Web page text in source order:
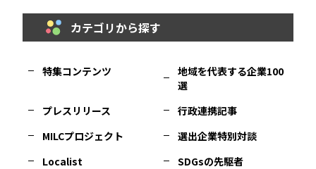
山形エリア
千葉エリア
福井エリア
大阪市エリア
島根エリア
福岡エリア
カテゴリから探す
特集コンテンツ
地域を代表する企業100
選
プレスリリース
行政連携記事
MILCプロジェクト
選出企業特別対談
Localist
SDGsの先駆者